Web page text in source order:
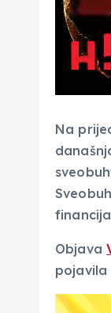
Na
Objava